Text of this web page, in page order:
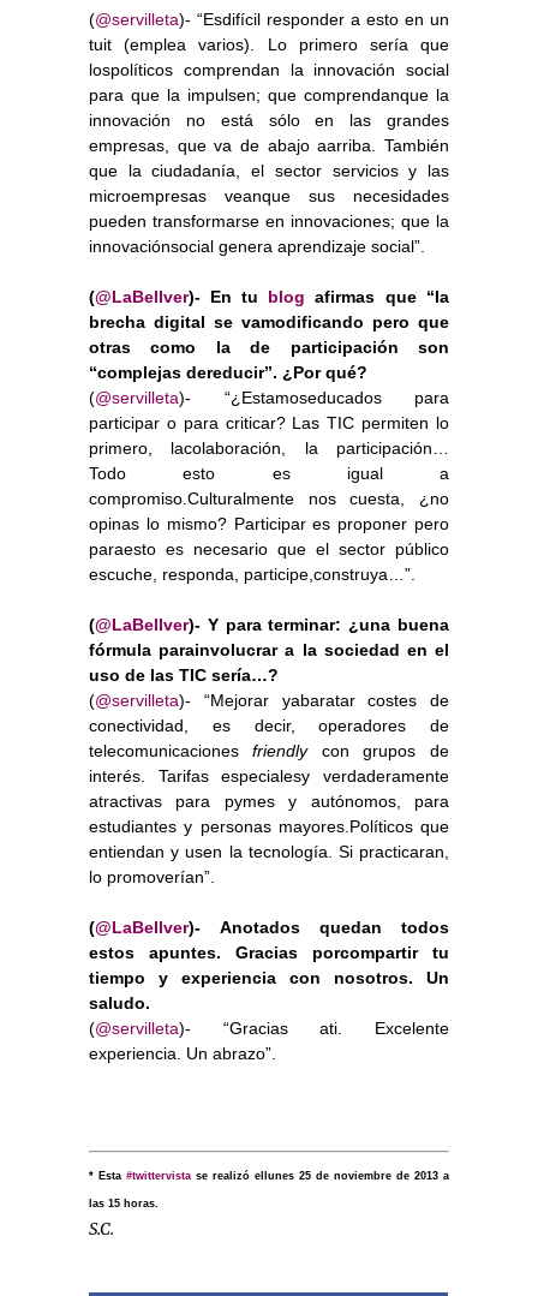
(@servilleta)- “Esdifícil responder a esto en un
tuit (emplea varios). Lo primero sería que
lospolíticos comprendan la innovación social
para que la impulsen; que comprendanque la
innovación no está sólo en las grandes
empresas, que va de abajo aarriba. También
que la ciudadanía, el sector servicios y las
microempresas veanque sus necesidades
pueden transformarse en innovaciones; que la
innovaciónsocial genera aprendizaje social”.
(@LaBellver)- En tu blog afirmas que “la
brecha digital se vamodificando pero que
otras como la de participación son
“complejas dereducir”. ¿Por qué?
(@servilleta)- “¿Estamoseducados para
participar o para criticar? Las TIC permiten lo
primero, lacolaboración, la participación…
Todo esto es igual a
compromiso.Culturalmente nos cuesta, ¿no
opinas lo mismo? Participar es proponer pero
paraesto es necesario que el sector público
escuche, responda, participe,construya…”.
(@LaBellver)- Y para terminar: ¿una buena
fórmula parainvolucrar a la sociedad en el
uso de las TIC sería…?
(@servilleta)- “Mejorar yabaratar costes de
conectividad, es decir, operadores de
telecomunicaciones friendlycon grupos de
interés. Tarifas especialesy verdaderamente
atractivas para pymes y autónomos, para
estudiantes y personas mayores.Políticos que
entiendan y usen la tecnología. Si practicaran,
lo promoverían”.
(@LaBellver)- Anotados quedan todos
estos apuntes. Gracias porcompartir tu
tiempo y experiencia con nosotros. Un
saludo.
(@servilleta)- “Gracias ati. Excelente
experiencia. Un abrazo”.
* Esta #twittervista se realizó ellunes 25 de noviembre de 2013 a
las 15 horas.
S.C.